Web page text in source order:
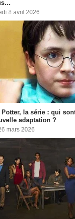
8 avril 2026
Potter, la série : qui
adaptation ?
mars 2026